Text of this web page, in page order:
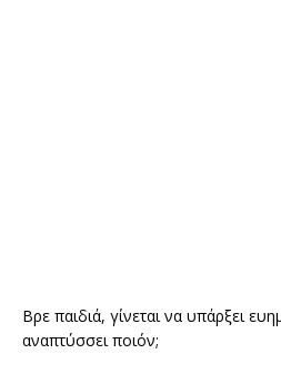
Βρε παιδιά, γίνεται να υπάρξει
αναπτύσσει ποιόν;